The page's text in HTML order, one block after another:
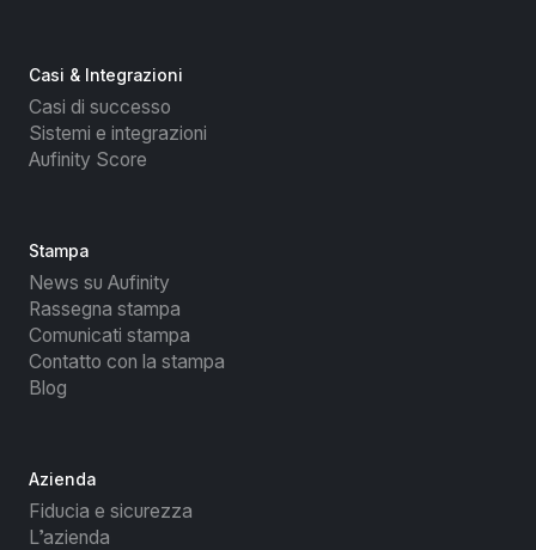
Casi & Integrazioni
Casi di successo
Sistemi e integrazioni
Aufinity Score
Stampa
News su Aufinity
Rassegna stampa
Comunicati stampa
Contatto con la stampa
Blog
Azienda
Fiducia e sicurezza
L’azienda